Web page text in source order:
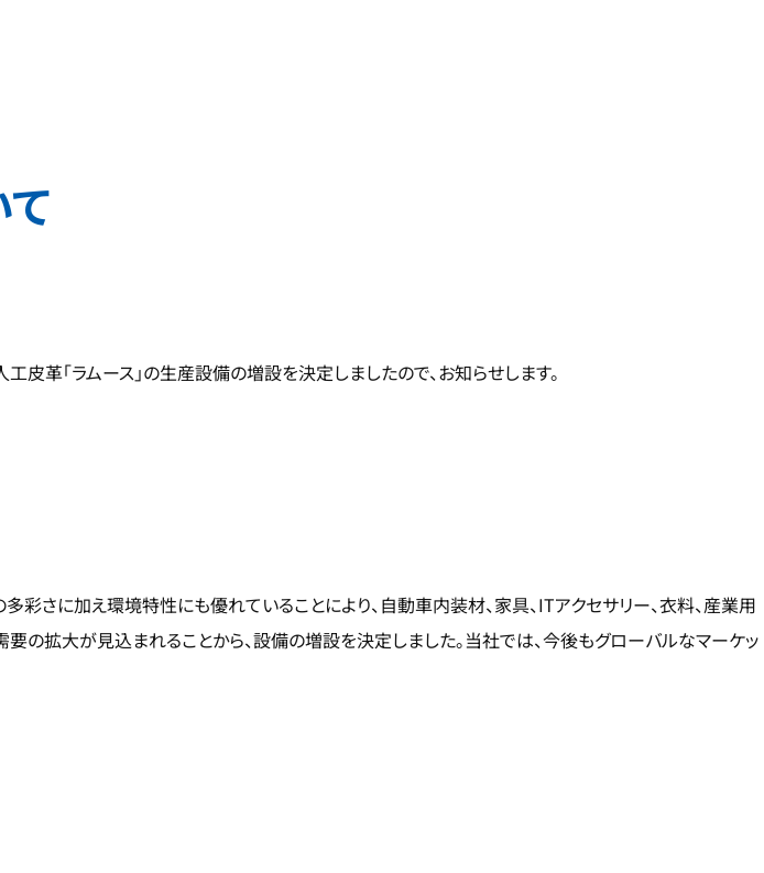
皮革「ラムース」の生産設備の増設を決定しましたので、お知らせします。
さに加え環境特性にも優れていることにより、自動車内装材、家具、ITアクセサリー、衣料、産業用
拡大が見込まれることから、設備の増設を決定しました。当社では、今後もグローバルなマーケッ